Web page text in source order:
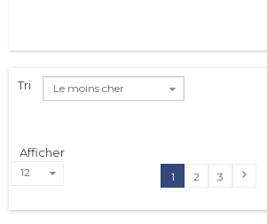
1 2 3
Tri Le moins cher
Afficher
12